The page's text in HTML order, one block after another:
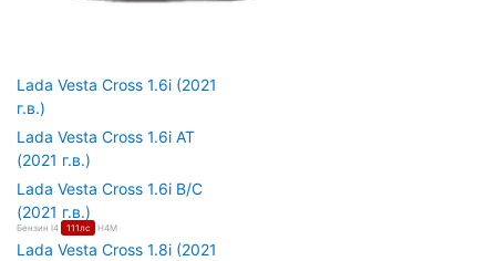
Lada Vesta Cross 1.6i (2021
г.в.)
Lada Vesta Cross 1.6i AT
(2021 г.в.)
Lada Vesta Cross 1.6i B/C
(2021 г.в.)
Бензин I4 111лс H4M
Lada Vesta Cross 1.8i (2021